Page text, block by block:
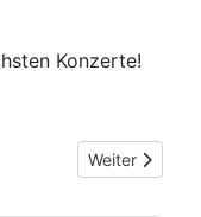
Konzerte!
Nächster
Weiter